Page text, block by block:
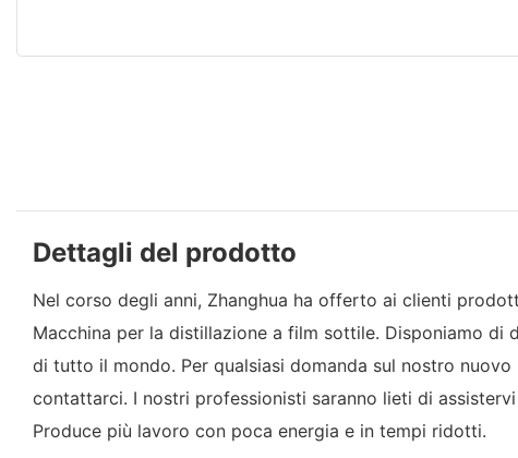
Dettagli del prodotto
Nel corso degli anni, Zhanghua ha offerto ai clienti
Macchina per la distillazione a film sottile. Disponiamo
di tutto il mondo. Per qualsiasi domanda sul nostro
contattarci. I nostri professionisti saranno lieti di
Produce più lavoro con poca energia e in tempi ridotti.